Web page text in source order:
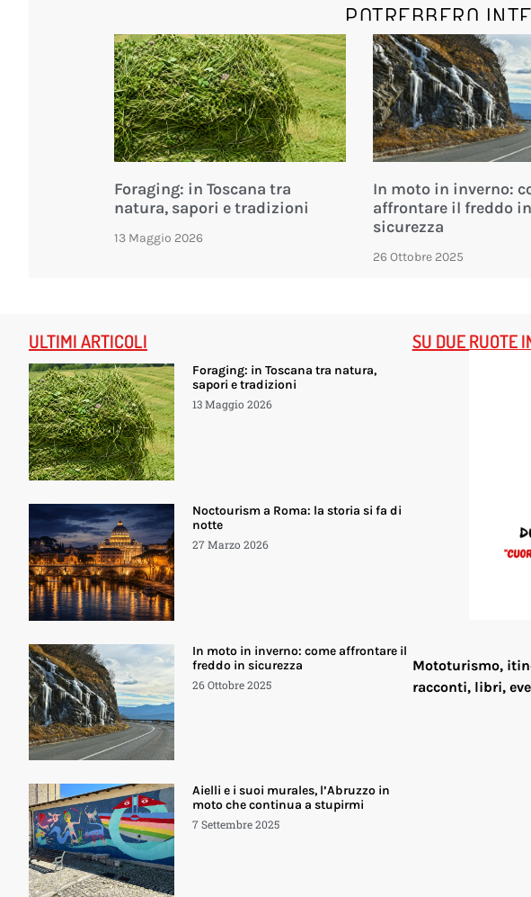
POTREBBERO
Foraging: in Toscana tra
natura, sapori e tradizioni
13 Maggio 2026
In moto in inverno:
affrontare il freddo in
sicurezza
26 Ottobre 2025
ULTIMI ARTICOLI
Foraging: in Toscana tra natura,
sapori e tradizioni
13 Maggio 2026
Noctourism a Roma: la storia si fa di
notte
27 Marzo 2026
In moto in inverno: come affrontare il
freddo in sicurezza
26 Ottobre 2025
Aielli e i suoi murales, l’Abruzzo in
moto che continua a stupirmi
7 Settembre 2025
SU DUE RUOTE
Mototurismo,
racconti, libri,